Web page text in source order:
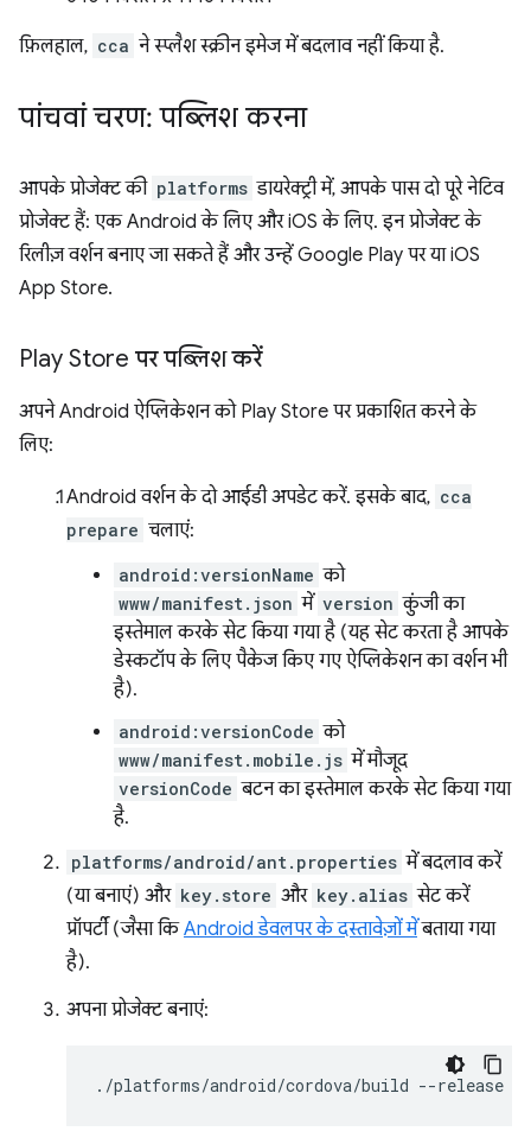
फ़िलहाल, cca ने स्प्लैश स्क्रीन इमेज में बदलाव नहीं किया है.
पांचवां चरण: पब्लिश करना
आपके प्रोजेक्ट की platforms डायरेक्ट्री में, आपके पास दो पूरे नेटिव
प्रोजेक्ट हैं: एक Android के लिए और iOS के लिए. इन प्रोजेक्ट के
रिलीज़ वर्शन बनाए जा सकते हैं और उन्हें Google Play पर या iOS
App Store.
Play Store पर पब्लिश करें
अपने Android ऐप्लिकेशन को Play Store पर प्रकाशित करने के
लिए:
Android वर्शन के दो आईडी अपडेट करें. इसके बाद, cca
prepare चलाएं:
android:versionName को
www/manifest.json में version कुंजी का
इस्तेमाल करके सेट किया गया है (यह सेट करता है आपके
डेस्कटॉप के लिए पैकेज किए गए ऐप्लिकेशन का वर्शन भी
है).
android:versionCode को
www/manifest.mobile.js में मौजूद
versionCode बटन का इस्तेमाल करके सेट किया गया
है.
platforms/android/ant.properties में बदलाव करें
(या बनाएं) और key.store और key.alias सेट करें
प्रॉपर्टी (जैसा किAndroid डेवलपर के दस्तावेज़ों मेंबताया गया
है).
अपना प्रोजेक्ट बनाएं:
./platforms/android/cordova/build